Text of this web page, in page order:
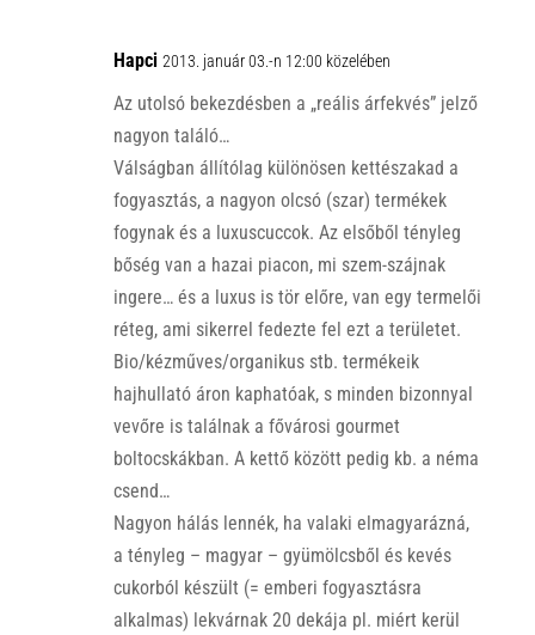
Hapci 2013. január 03.-n 12:00 közelében
Az utolsó bekezdésben a „reális árfekvés” jelző
nagyon találó…
Válságban állítólag különösen kettészakad a
fogyasztás, a nagyon olcsó (szar) termékek
fogynak és a luxuscuccok. Az elsőből tényleg
bőség van a hazai piacon, mi szem-szájnak
ingere… és a luxus is tör előre, van egy termelői
réteg, ami sikerrel fedezte fel ezt a területet.
Bio/kézműves/organikus stb. termékeik
hajhullató áron kaphatóak, s minden bizonnyal
vevőre is találnak a fővárosi gourmet
boltocskákban. A kettő között pedig kb. a néma
csend…
Nagyon hálás lennék, ha valaki elmagyarázná,
a tényleg – magyar – gyümölcsből és kevés
cukorból készült (= emberi fogyasztásra
alkalmas) lekvárnak 20 dekája pl. miért kerül